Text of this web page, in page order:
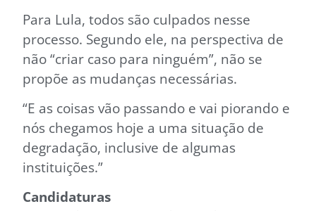
Para Lula, todos são culpados nesse
processo. Segundo ele, na perspectiva de
não “criar caso para ninguém”, não se
propõe as mudanças necessárias.
“E as coisas vão passando e vai piorando e
nós chegamos hoje a uma situação de
degradação, inclusive de algumas
instituições.”
Candidaturas